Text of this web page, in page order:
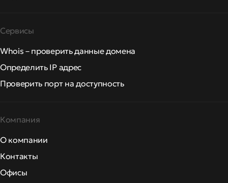
Сервисы
Whois – проверить данные домена
Определить IP адрес
Проверить порт на доступность
Компания
О компании
Контакты
Офисы